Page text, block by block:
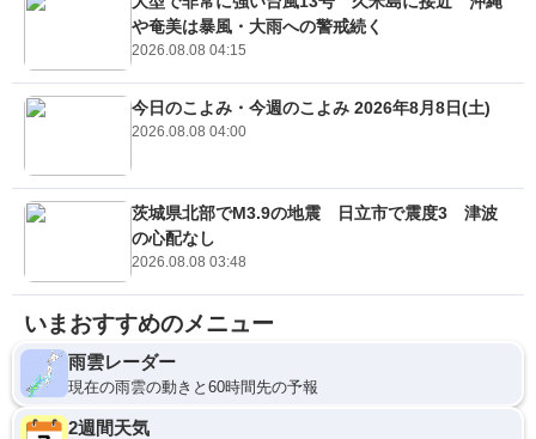
や奄美は暴風・大雨への警戒続く
2026.08.08 04:15
今日のこよみ・今週のこよみ 2026年8月8日(土)
2026.08.08 04:00
茨城県北部でM3.9の地震 日立市で震度3 津波
の心配なし
2026.08.08 03:48
いまおすすめのメニュー
雨雲レーダー
現在の雨雲の動きと60時間先の予報
2週間天気